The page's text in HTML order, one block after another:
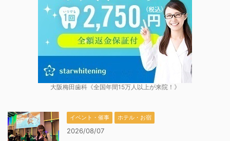
大阪梅田歯科《全国年間15万人以上が来院！》
イベント・催事 ホテル・お宿
2026/08/07